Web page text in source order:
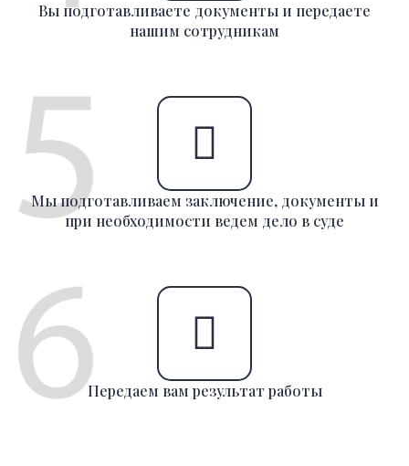
Вы подготавливаете документы и передаете
нашим сотрудникам
Мы подготавливаем заключение, документы и
при необходимости ведем дело в суде
Передаем вам результат работы